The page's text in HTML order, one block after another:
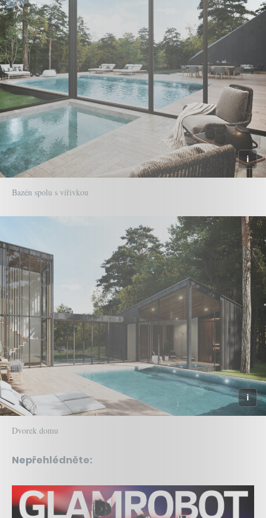
Bazén spolu s vířivkou
Dvorek domu
Nepřehlédněte: